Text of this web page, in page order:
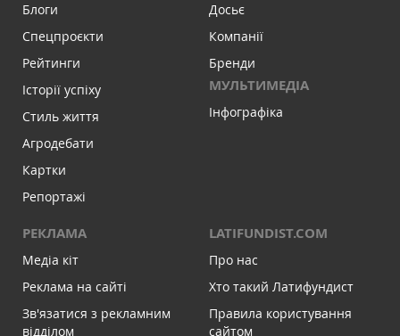
Блоги
Спецпроєкти
Рейтинги
Історії успіху
Стиль життя
Агродебати
Картки
Репортажі
Досьє
Компанії
Бренди
МУЛЬТИМЕДІА
Інфографіка
РЕКЛАМА
Медіа кіт
Реклама на сайті
Зв'язатися з рекламним
відділом
LATIFUNDIST.COM
Про нас
Хто такий Латифундист
Правила користування
сайтом